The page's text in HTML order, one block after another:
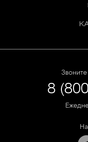
8